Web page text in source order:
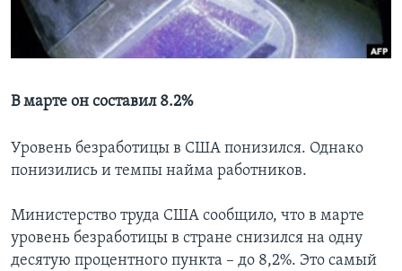
Learning English
Языки
В марте он составил 8.2%
Уровень безработицы в США понизился. Однако
понизились и темпы найма работников.
Министерство труда США сообщило, что в марте
уровень безработицы в стране снизился на одну
десятую процентного пункта – до 8,2%. Это самый